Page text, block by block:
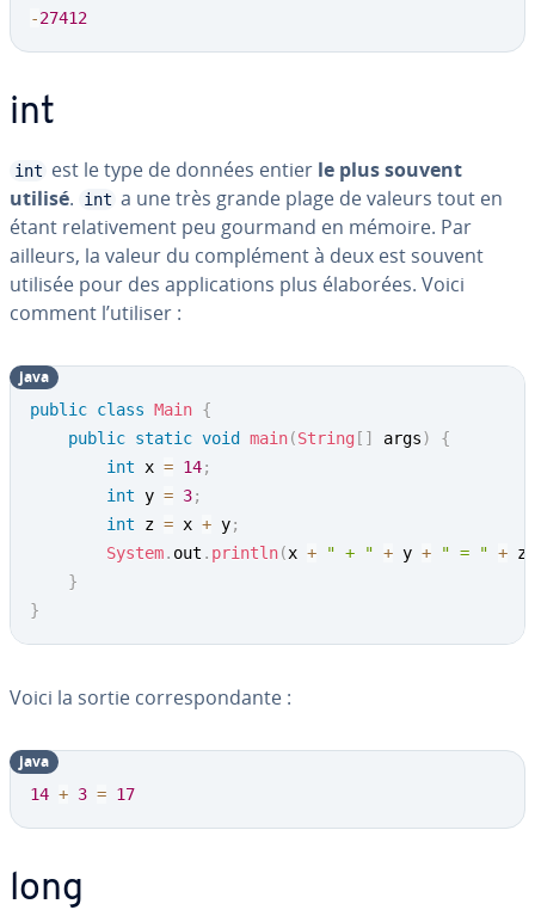
-27412
int
int est le type de données entier le plus souvent
utilisé. int a une très grande plage de valeurs tout en
étant re­la­ti­ve­ment peu gourmand en mémoire. Par
ailleurs, la valeur du com­plé­ment à deux est souvent
utilisée pour des ap­pli­ca­tions plus élaborées. Voici
comment l’utiliser :
public class Main {
public static void main(String [ ] args)
{
int x = 14;
int y = 3;
int z = x + y;
System. out . println(x + " + " + y + " = " + z
}
}
java
Voici la sortie cor­res­pon­dante :
14 + 3 = 17
java
long